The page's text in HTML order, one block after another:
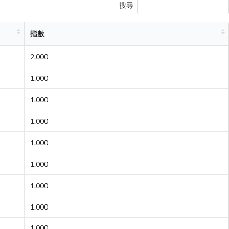
搜尋
指數
2.000
1.000
1.000
1.000
1.000
1.000
1.000
1.000